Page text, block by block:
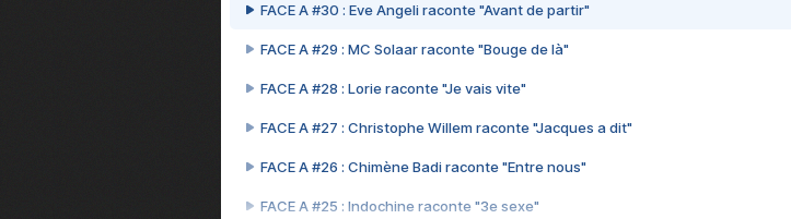
FACE A #30 : Eve Angeli raconte "Avant de partir"
FACE A #29 : MC Solaar raconte "Bouge de là"
FACE A #28 : Lorie raconte "Je vais vite"
FACE A #27 : Christophe Willem raconte "Jacques a dit"
FACE A #26 : Chimène Badi raconte "Entre nous"
FACE A #25 : Indochine raconte "3e sexe"